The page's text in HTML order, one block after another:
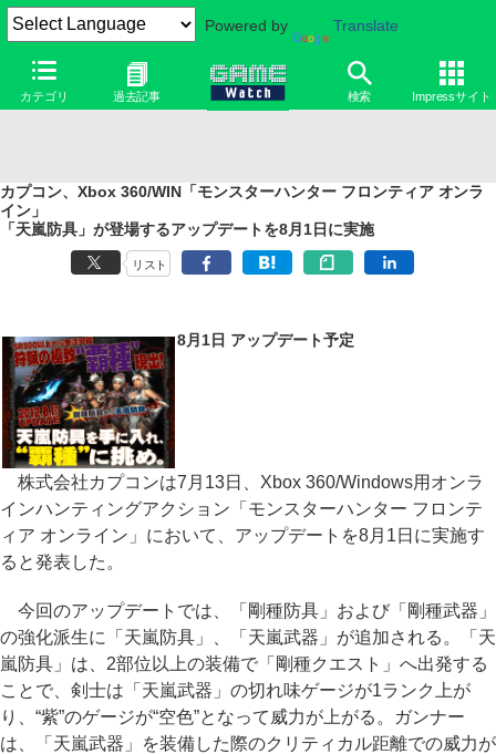
Powered by Translate
カテゴリ 過去記事 検索 Impressサイト
カプコン、Xbox 360/WIN「モンスターハンター フロンティア オンラ
イン」
「天嵐防具」が登場するアップデートを8月1日に実施
リスト
8月1日 アップデート予定
株式会社カプコンは7月13日、Xbox 360/Windows用オンラ
インハンティングアクション「モンスターハンター フロンテ
ィア オンライン」において、アップデートを8月1日に実施す
ると発表した。
今回のアップデートでは、「剛種防具」および「剛種武器」
の強化派生に「天嵐防具」、「天嵐武器」が追加される。「天
嵐防具」は、2部位以上の装備で「剛種クエスト」へ出発する
ことで、剣士は「天嵐武器」の切れ味ゲージが1ランク上が
り、“紫”のゲージが“空色”となって威力が上がる。ガンナー
は、「天嵐武器」を装備した際のクリティカル距離での威力が